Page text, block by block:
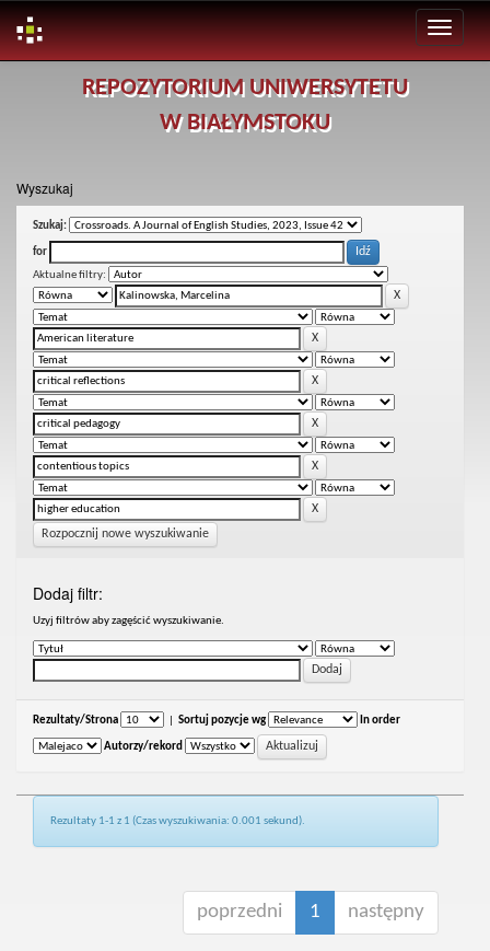
REPOZYTORIUM UNIWERSYTETU
W BIAŁYMSTOKU
Wyszukaj
Szukaj:
for
Aktualne filtry:
Rozpocznij nowe wyszukiwanie
Dodaj filtr:
Uzyj filtrów aby zagęścić wyszukiwanie.
Rezultaty/Strona Sortuj pozycje wg In order
Autorzy/rekord
Rezultaty 1-1 z 1 (Czas wyszukiwania: 0.001 sekund).
poprzedni 1 następny